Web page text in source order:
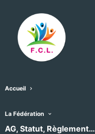
Accueil
La Fédération
AG, Statut, Règlement…
« Tous les Évènements